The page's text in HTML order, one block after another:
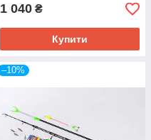
1 040 ₴
Купити
–10%